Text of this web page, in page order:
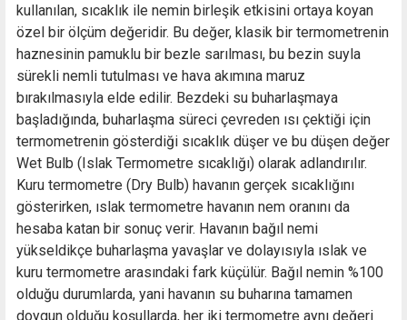
kullanılan, sıcaklık ile nemin birleşik etkisini ortaya koyan
özel bir ölçüm değeridir. Bu değer, klasik bir termometrenin
haznesinin pamuklu bir bezle sarılması, bu bezin suyla
sürekli nemli tutulması ve hava akımına maruz
bırakılmasıyla elde edilir. Bezdeki su buharlaşmaya
başladığında, buharlaşma süreci çevreden ısı çektiği için
termometrenin gösterdiği sıcaklık düşer ve bu düşen değer
Wet Bulb (Islak Termometre sıcaklığı) olarak adlandırılır.
Kuru termometre (Dry Bulb) havanın gerçek sıcaklığını
gösterirken, ıslak termometre havanın nem oranını da
hesaba katan bir sonuç verir. Havanın bağıl nemi
yükseldikçe buharlaşma yavaşlar ve dolayısıyla ıslak ve
kuru termometre arasındaki fark küçülür. Bağıl nemin %100
olduğu durumlarda, yani havanın su buharına tamamen
doygun olduğu koşullarda, her iki termometre aynı değeri